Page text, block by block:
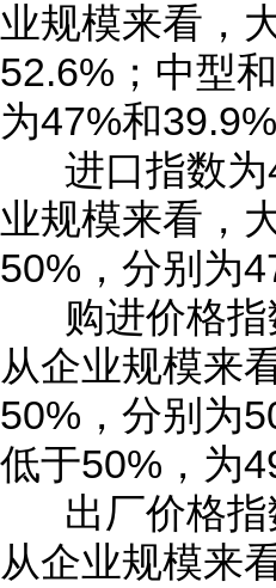
业规模来看，
52.6%；中型
为47%和39.9%
进口指数为
业规模来看，
50%，分别为
购进价格指
从企业规模来
50%，分别为
低于50%，为
出厂价格指
从企业规模来